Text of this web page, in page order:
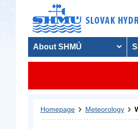
About SHMÚ
Homepage Meteorology